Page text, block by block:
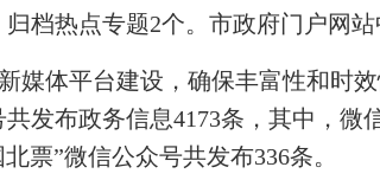
档热点专题2个。市政府门户网
媒体平台建设，确保丰富性和时
发布政务信息4173条，其中，微
票”微信公众号共发布336条。